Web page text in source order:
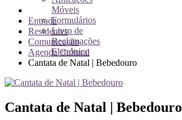
Móveis
Formulários
Livro de
Reclamações
Eletrónico
Entrada
Residentes
Comunicação
Agenda Cultural
Cantata de Natal | Bebedouro
Cantata de Natal | Bebedouro